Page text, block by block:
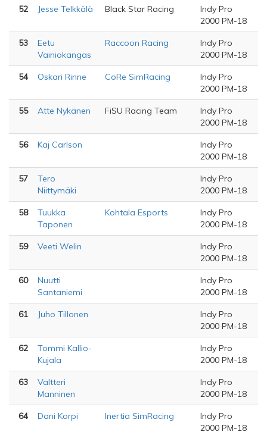
52 Jesse Telkkälä Black Star Racing
Indy Pro
2000 PM-18
53
Eetu
Vainiokangas
Raccoon Racing
Indy Pro
2000 PM-18
54 Oskari Rinne CoRe SimRacing
Indy Pro
2000 PM-18
55 Atte Nykänen FiSU Racing Team
Indy Pro
2000 PM-18
56 Kaj Carlson
Indy Pro
2000 PM-18
57
Tero
Niittymäki
Indy Pro
2000 PM-18
58
Tuukka
Taponen
Kohtala Esports
Indy Pro
2000 PM-18
59 Veeti Welin
Indy Pro
2000 PM-18
60
Nuutti
Santaniemi
Indy Pro
2000 PM-18
61 Juho Tillonen
Indy Pro
2000 PM-18
62
Tommi Kallio-
Kujala
Indy Pro
2000 PM-18
63
Valtteri
Manninen
Indy Pro
2000 PM-18
64 Dani Korpi Inertia SimRacing
Indy Pro
2000 PM-18